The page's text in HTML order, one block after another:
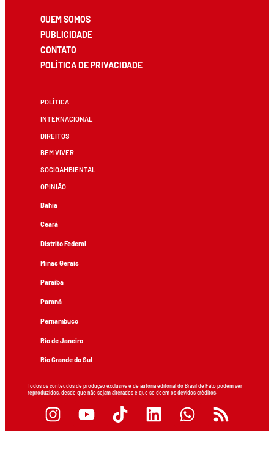
QUEM SOMOS
PUBLICIDADE
CONTATO
POLÍTICA DE PRIVACIDADE
POLÍTICA
INTERNACIONAL
DIREITOS
BEM VIVER
SOCIOAMBIENTAL
OPINIÃO
Bahia
Ceará
Distrito Federal
Minas Gerais
Paraíba
Paraná
Pernambuco
Rio de Janeiro
Rio Grande do Sul
Todos os conteúdos de produção exclusiva e de autoria editorial do Brasil de Fato podem ser
reproduzidos, desde que não sejam alterados e que se deem os devidos créditos.